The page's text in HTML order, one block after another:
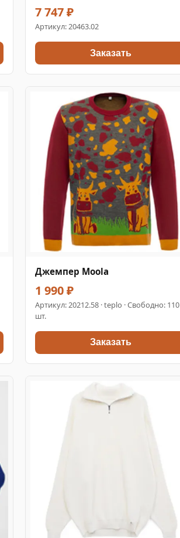
7 747 ₽
Артикул:20463.02
Заказать
Джемпер Moola
1 990 ₽
Артикул:20212.58 · teplo · Свободно: 110
шт.
Заказать